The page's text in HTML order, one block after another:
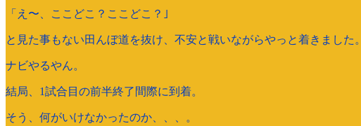
「え〜、ここどこ？ここどこ？｣
と見た事もない田んぼ道を抜け、不安と戦いながらやっと着きました。
ナビやるやん。
結局、1試合目の前半終了間際に到着。
そう、何がいけなかったのか、、、。